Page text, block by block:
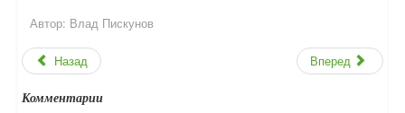
Автор: Влад Пискунов
Назад Вперед
Комментарии